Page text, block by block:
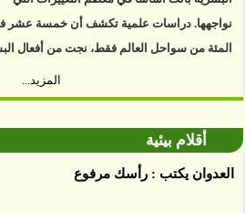
نواجهها. دراسات علمية تكشف أن خمسة عشر
المئة من سواحل العالم فقط، نجت من أفعال
اعتمادها على أنها مستدامة تدمرت بشكل أسرع
الأرض غير المعتمدة، وذلك حسب دراسة كشفت
الغطاء عن أي ادعاءات تقول بأن الزيت يمكن ألا
المزيد...
أقلام بيئية
العدوان يكتب : رأسك مرفوع